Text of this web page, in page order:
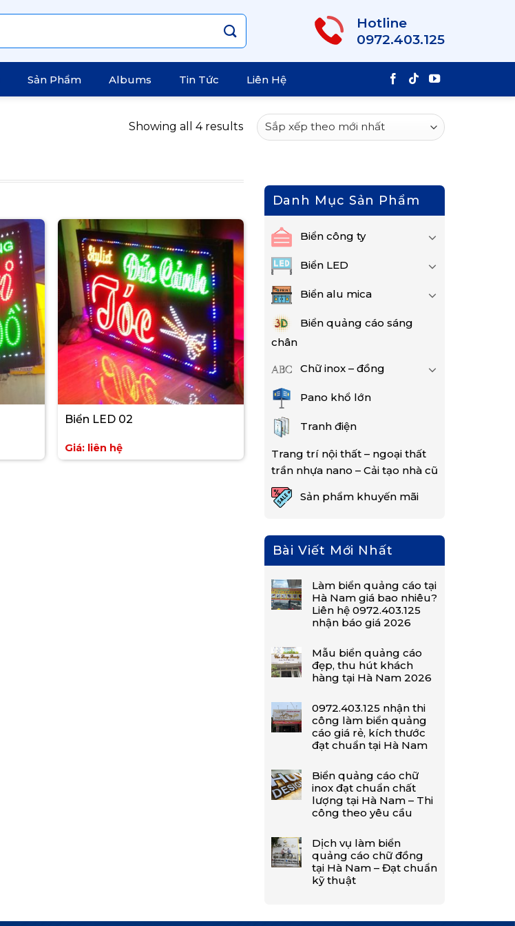
Hotline
0972.403.125
Sản Phẩm Albums Tin Tức Liên Hệ
Showing all 4 results
Biển LED 02
Giá: liên hệ
Danh Mục Sản Phẩm
Biển công ty
Biển LED
Biển alu mica
Biển quảng cáo sáng
chân
Chữ inox – đồng
Pano khổ lớn
Tranh điện
Trang trí nội thất – ngoại thất
trần nhựa nano – Cải tạo nhà cũ
Sản phẩm khuyến mãi
Bài Viết Mới Nhất
Làm biển quảng cáo tại
Hà Nam giá bao nhiêu?
Liên hệ 0972.403.125
nhận báo giá 2026
Mẫu biển quảng cáo
đẹp, thu hút khách
hàng tại Hà Nam 2026
0972.403.125 nhận thi
công làm biển quảng
cáo giá rẻ, kích thước
đạt chuẩn tại Hà Nam
Biển quảng cáo chữ
inox đạt chuẩn chất
lượng tại Hà Nam – Thi
công theo yêu cầu
Dịch vụ làm biển
quảng cáo chữ đồng
tại Hà Nam – Đạt chuẩn
kỹ thuật